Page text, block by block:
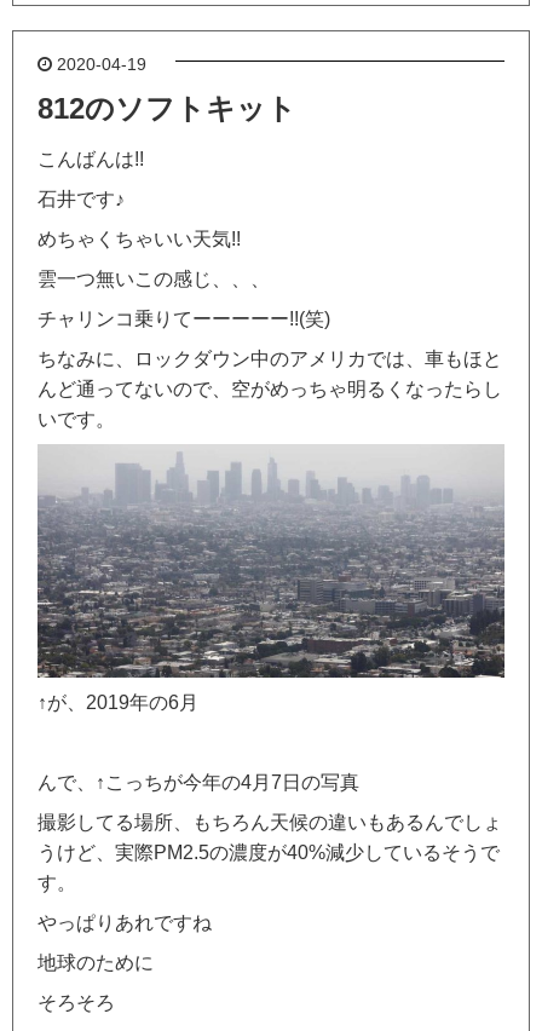
2020-04-19
812のソフトキット
こんばんは!!
石井です♪
めちゃくちゃいい天気!!
雲一つ無いこの感じ、、、
チャリンコ乗りてーーーーー!!(笑)
ちなみに、ロックダウン中のアメリカでは、車もほと
んど通ってないので、空がめっちゃ明るくなったらし
いです。
↑が、2019年の6月
んで、↑こっちが今年の4月7日の写真
撮影してる場所、もちろん天候の違いもあるんでしょ
うけど、実際PM2.5の濃度が40%減少しているそうで
す。
やっぱりあれですね
地球のために
そろそろ